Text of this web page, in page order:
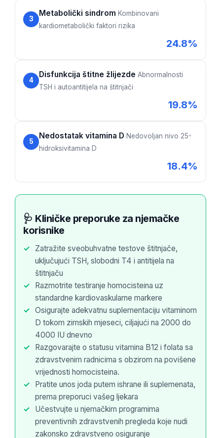
3
Metabolički sindrom Kombinovani
kardiometabolički faktori rizika
24.8%
4
Disfunkcija štitne žlijezde Abnormalnosti
TSH i autoantitijela na štitnjači
19.8%
5
Nedostatak vitamina D Nedovoljan nivo 25-
hidroksivitamina D
18.4%
🩺 Kliničke preporuke za njemačke
korisnike
Zatražite sveobuhvatne testove štitnjače,
uključujući TSH, slobodni T4 i antitijela na
štitnjaču
Razmotrite testiranje homocisteina uz
standardne kardiovaskularne markere
Osigurajte adekvatnu suplementaciju vitaminom
D tokom zimskih mjeseci, ciljajući na 2000 do
4000 IU dnevno
Razgovarajte o statusu vitamina B12 i folata sa
zdravstvenim radnicima s obzirom na povišene
vrijednosti homocisteina.
Pratite unos joda putem ishrane ili suplemenata,
prema preporuci vašeg ljekara
Učestvujte u njemačkim programima
preventivnih zdravstvenih pregleda koje nudi
zakonsko zdravstveno osiguranje
Polski
한국어
Slovenščina
Magyar
Shqip
বাংলা
اردو
मराठी
తెలుగు
தமிழ்
ગુજરાતી
Bahasa Melayu
ភាសាខ្មែរ
Kiswahili
Українська
O‘zbekcha
Català
Suomi
Hrvatski